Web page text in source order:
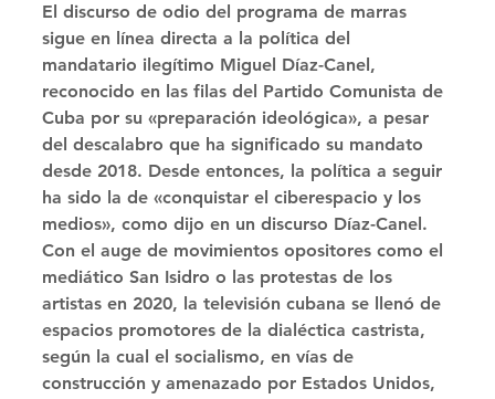
El discurso de odio del programa de marras
sigue en línea directa a la política del
mandatario ilegítimo Miguel Díaz-Canel,
reconocido en las filas del Partido Comunista de
Cuba por su «preparación ideológica», a pesar
del descalabro que ha significado su mandato
desde 2018. Desde entonces, la política a seguir
ha sido la de «conquistar el ciberespacio y los
medios», como dijo en un discurso Díaz-Canel.
Con el auge de movimientos opositores como el
mediático San Isidro o las protestas de los
artistas en 2020, la televisión cubana se llenó de
espacios promotores de la dialéctica castrista,
según la cual el socialismo, en vías de
construcción y amenazado por Estados Unidos,